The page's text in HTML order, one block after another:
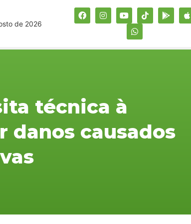
de 2026
técnica à
danos causados